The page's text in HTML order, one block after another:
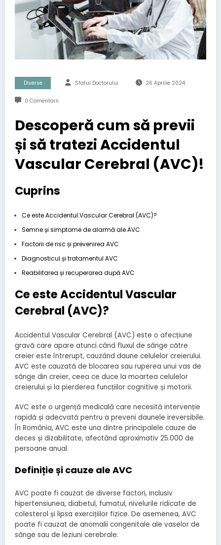
Diverse Sfatul Doctorului 26 Aprilie 2024
0 Comentarii
Descoperă cum să previi
și să tratezi Accidentul
Vascular Cerebral (AVC)!
Cuprins
Ce este Accidentul Vascular Cerebral (AVC)?
Semne și simptome de alarmă ale AVC
Factorii de risc și prevenirea AVC
Diagnosticul și tratamentul AVC
Reabilitarea și recuperarea după AVC
Ce este Accidentul Vascular
Cerebral (AVC)?
Accidentul Vascular Cerebral (AVC) este o afecțiune
gravă care apare atunci când fluxul de sânge către
creier este întrerupt, cauzând daune celulelor creierului.
AVC este cauzată de blocarea sau ruperea unui vas de
sânge din creier, ceea ce duce la moartea celulelor
creierului și la pierderea funcțiilor cognitive și motorii.
AVC este o urgență medicală care necesită intervenție
rapidă și adecvată pentru a preveni daunele ireversibile.
În România, AVC este una dintre principalele cauze de
deces și dizabilitate, afectând aproximativ 25.000 de
persoane anual.
Definiție și cauze ale AVC
AVC poate fi cauzat de diverse factori, inclusiv
hipertensiunea, diabetul, fumatul, nivelurile ridicate de
colesterol și lipsa exercițiilor fizice. De asemenea, AVC
poate fi cauzat de anomalii congenitale ale vaselor de
sânge sau de leziuni cerebrale.